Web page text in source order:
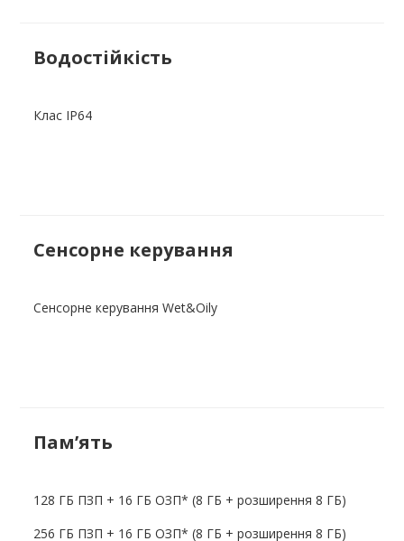
Водостійкість
Клас IP64
Сенсорне керування
Сенсорне керування Wet&Oily
Пам’ять
128 ГБ ПЗП + 16 ГБ ОЗП* (8 ГБ + розширення 8 ГБ)
256 ГБ ПЗП + 16 ГБ ОЗП* (8 ГБ + розширення 8 ГБ)